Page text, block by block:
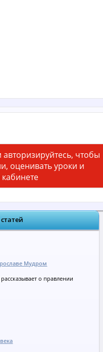
авторизируйтесь, чтобы
оценивать уроки и
Мудром
о правлении